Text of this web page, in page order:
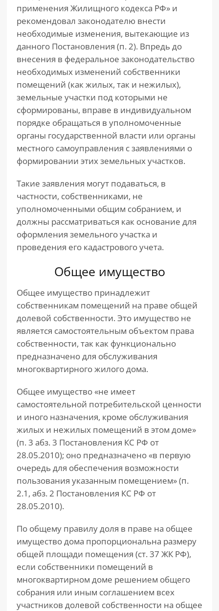
применения Жилищного кодекса РФ» и
рекомендовал законодателю внести
необходимые изменения, вытекающие из
данного Постановления (п. 2). Впредь до
внесения в федеральное законодательство
необходимых изменений собственники
помещений (как жилых, так и нежилых),
земельные участки под которыми не
сформированы, вправе в индивидуальном
порядке обращаться в уполномоченные
органы государственной власти или органы
местного самоуправления с заявлениями о
формировании этих земельных участков.
Такие заявления могут подаваться, в
частности, собственниками, не
уполномоченными общим собранием, и
должны рассматриваться как основание для
оформления земельного участка и
проведения его кадастрового учета.
Общее имущество
Общее имущество принадлежит
собственникам помещений на праве общей
долевой собственности. Это имущество не
является самостоятельным объектом права
собственности, так как функционально
предназначено для обслуживания
многоквартирного жилого дома.
Общее имущество «не имеет
самостоятельной потребительской ценности
и иного назначения, кроме обслуживания
жилых и нежилых помещений в этом доме»
(п. 3 абз. 3 Постановления КС РФ от
28.05.2010); оно предназначено «в первую
очередь для обеспечения возможности
пользования указанным помещением» (п.
2.1, абз. 2 Постановления КС РФ от
28.05.2010).
По общему правилу доля в праве на общее
имущество дома пропорциональна размеру
общей площади помещения (ст. 37 ЖК РФ),
если собственники помещений в
многоквартирном доме решением общего
собрания или иным соглашением всех
участников долевой собственности на общее